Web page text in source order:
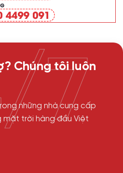
Chúng tôi luôn
những nhà cung cấp
mặt trời hàng đầu Việt
7